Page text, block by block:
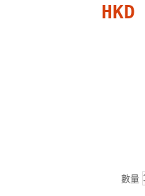
HKD
數量